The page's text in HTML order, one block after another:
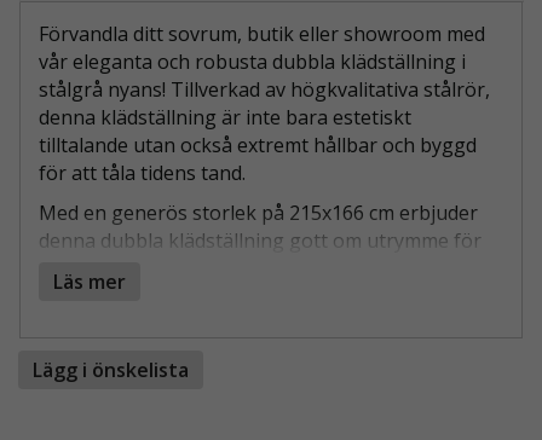
Förvandla ditt sovrum, butik eller showroom med
vår eleganta och robusta dubbla klädställning i
stålgrå nyans! Tillverkad av högkvalitativa stålrör,
denna klädställning är inte bara estetiskt
tilltalande utan också extremt hållbar och byggd
för att tåla tidens tand.
Med en generös storlek på 215x166 cm erbjuder
denna dubbla klädställning gott om utrymme för
att hänga dina kläder, oavsett om det är dina
dagliga klädesplagg, speciella outfits eller nya
enkelt kan smälta in i alla rum eller kommersiella
Läs mer
Lägg i önskelista